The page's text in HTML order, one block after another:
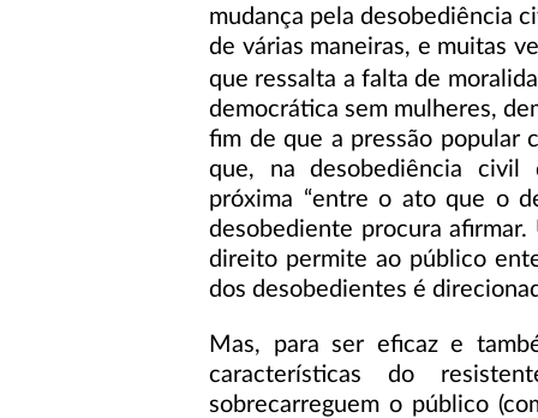
mudança pela desobediência
de várias maneiras, e muitas
que ressalta a falta de
democrática sem mulheres,
fim de que a pressão popular
que, na desobediência civil
próxima “entre o ato que o
desobediente procura
direito permite ao público
dos desobedientes é
Mas, para ser eficaz e
características do
sobrecarreguem o público